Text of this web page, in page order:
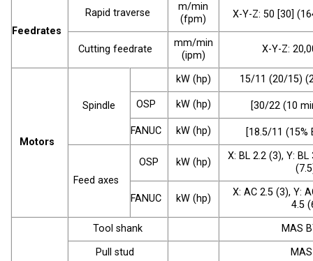
Feedrates
Rapid traverse
m/min
(fpm)
X-Y-Z: 50 [30]
Cutting feedrate
mm/min
(ipm)
X-Y-Z:
Motors
Spindle
kW (hp) 15/11 (20/15)
OSP kW (hp) [30/22 (10
FANUC kW (hp) [18.5/11
Feed axes
OSP kW (hp)
X: BL 2.2 (3), Y: BL
FANUC kW (hp)
X: AC 2.5 (3), Y:
4.5
Tool shank
MAS
Pull stud